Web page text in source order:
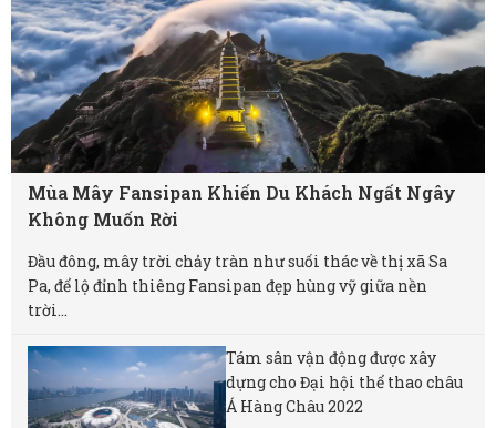
Mùa Mây Fansipan Khiến Du Khách Ngất Ngây
Không Muốn Rời
Đầu đông, mây trời chảy tràn như suối thác về thị xã Sa
Pa, để lộ đỉnh thiêng Fansipan đẹp hùng vỹ giữa nền
trời...
Tám sân vận động được xây
dựng cho Đại hội thể thao châu
Á Hàng Châu 2022